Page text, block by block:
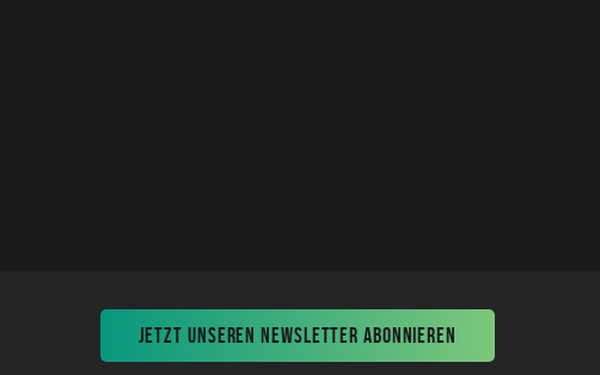
JETZT UNSEREN NEWSLETTER ABONNIEREN